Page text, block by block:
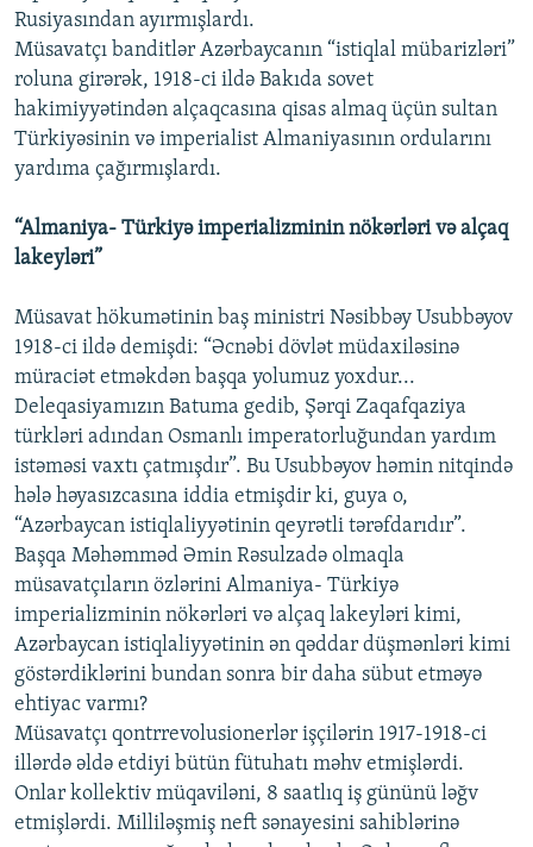
Rusiyasından ayırmışlardı.
Müsavatçı banditlər Azərbaycanın “istiqlal mübarizləri”
roluna girərək, 1918-ci ildə Bakıda sovet
hakimiyyətindən alçaqcasına qisas almaq üçün sultan
Türkiyəsinin və imperialist Almaniyasının ordularını
yardıma çağırmışlardı.
“Almaniya- Türkiyə imperializminin nökərləri və alçaq
lakeyləri”
Müsavat hökumətinin baş ministri Nəsibbəy Usubbəyov
1918-ci ildə demişdi: “Əcnəbi dövlət müdaxiləsinə
müraciət etməkdən başqa yolumuz yoxdur...
Deleqasiyamızın Batuma gedib, Şərqi Zaqafqaziya
türkləri adından Osmanlı imperatorluğundan yardım
istəməsi vaxtı çatmışdır”. Bu Usubbəyov həmin nitqində
hələ həyasızcasına iddia etmişdir ki, guya o,
“Azərbaycan istiqlaliyyətinin qeyrətli tərəfdarıdır”.
Başqa Məhəmməd Əmin Rəsulzadə olmaqla
müsavatçıların özlərini Almaniya- Türkiyə
imperializminin nökərləri və alçaq lakeyləri kimi,
Azərbaycan istiqlaliyyətinin ən qəddar düşmənləri kimi
göstərdiklərini bundan sonra bir daha sübut etməyə
ehtiyac varmı?
Müsavatçı qontrrevolusionerlər işçilərin 1917-1918-ci
illərdə əldə etdiyi bütün fütuhatı məhv etmişlərdi.
Onlar kollektiv müqaviləni, 8 saatlıq iş gününü ləğv
etmişlərdi. Milliləşmiş neft sənayesini sahiblərinə